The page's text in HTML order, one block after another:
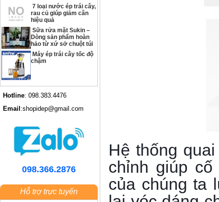
7 loại nước ép trái cây,
rau củ giúp giảm cân
hiệu quả
Sữa rửa mặt Sukin –
Dòng sản phẩm hoàn
hảo từ xứ sở chuột túi
Máy ép trái cây tốc độ
chậm
Hotline: 098.383.4476
Email :shopidep@gmail.com
098.366.2876
Hỗ trợ trực tuyến
Hệ thống
chỉnh giúp
của chúng ta